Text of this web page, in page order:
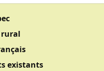
rural
existants